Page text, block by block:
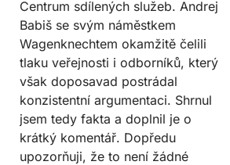
Centrum sdílených služeb. Andrej
Babiš se svým náměstkem
Wagenknechtem okamžitě čelili
tlaku veřejnosti i odborníků, který
však doposavad postrádal
konzistentní argumentaci. Shrnul
jsem tedy fakta a doplnil je o
krátký komentář. Dopředu
upozorňuji, že to není žádné